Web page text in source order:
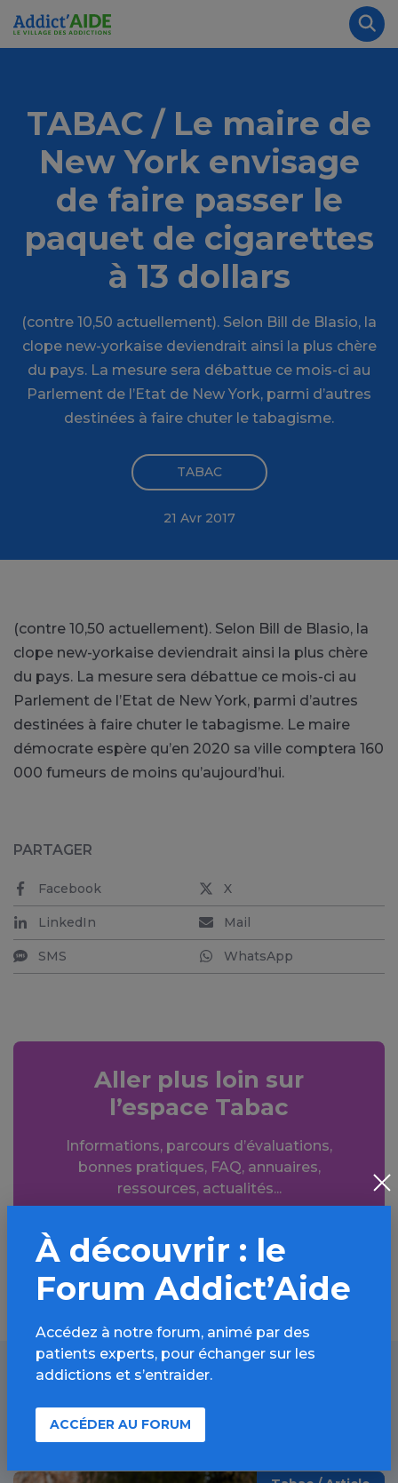
Aller au contenu principal
TABAC / Le maire de
New York envisage
de faire passer le
paquet de cigarettes
à 13 dollars
(contre 10,50 actuellement). Selon Bill de Blasio, la
clope new-yorkaise deviendrait ainsi la plus chère
du pays. La mesure sera débattue ce mois-ci au
Parlement de l’Etat de New York, parmi d’autres
destinées à faire chuter le tabagisme.
TABAC
21 Avr 2017
(contre 10,50 actuellement). Selon Bill de Blasio, la
clope new-yorkaise deviendrait ainsi la plus chère
du pays. La mesure sera débattue ce mois-ci au
Parlement de l’Etat de New York, parmi d’autres
destinées à faire chuter le tabagisme. Le maire
démocrate espère qu’en 2020 sa ville comptera 160
000 fumeurs de moins qu’aujourd’hui.
PARTAGER
Facebook X
LinkedIn Mail
SMS WhatsApp
Aller plus loin sur
l’espace Tabac
Informations, parcours d’évaluations,
bonnes pratiques, FAQ, annuaires,
ressources, actualités...
Découvrir
À lire aussi
À découvrir : le
Forum Addict’Aide
Accédez à notre forum, animé par des
patients experts, pour échanger sur les
addictions et s’entraider.
ACCÉDER AU FORUM
Panneau de gestion des cookies